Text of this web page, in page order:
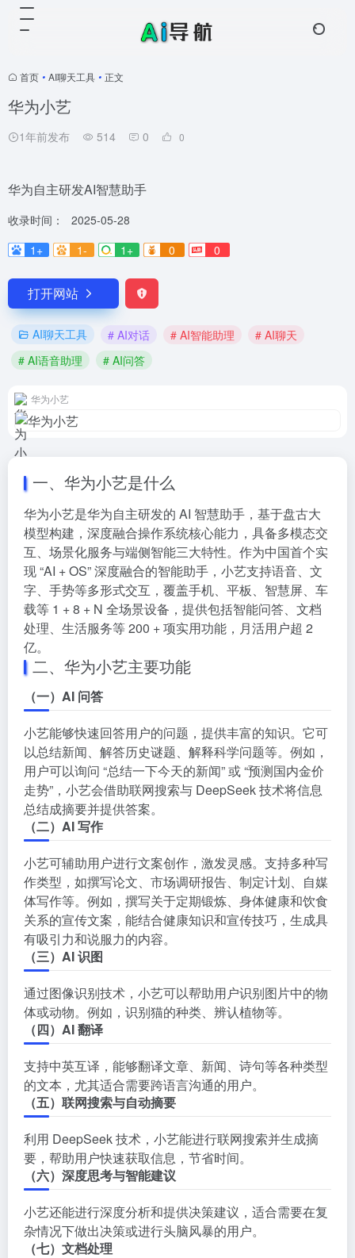
首页 • AI聊天工具 • 正文
华为小艺
1年前发布 514 0 0
华为自主研发AI智慧助手
收录时间：
2025-05-28
1+
1- 1+ 0 0
打开网站
AI聊天工具 # AI对话 # AI智能助理
# AI聊天
# AI语音助理
# AI问答
华为小艺
一、华为小艺是什么
华为小艺是华为自主研发的 AI 智慧助手，基于盘古大
模型构建，深度融合操作系统核心能力，具备多模态交
互、场景化服务与端侧智能三大特性。作为中国首个实
现 “AI + OS” 深度融合的智能助手，小艺支持语音、文
字、手势等多形式交互，覆盖手机、平板、智慧屏、车
载等 1 + 8 + N 全场景设备，提供包括智能问答、文档
处理、生活服务等 200 + 项实用功能，月活用户超 2
亿。
二、华为小艺主要功能
（一）AI 问答
小艺能够快速回答用户的问题，提供丰富的知识。它可
以总结新闻、解答历史谜题、解释科学问题等。例如，
用户可以询问 “总结一下今天的新闻” 或 “预测国内金价
走势”，小艺会借助联网搜索与 DeepSeek 技术将信息
总结成摘要并提供答案。
（二）AI 写作
小艺可辅助用户进行文案创作，激发灵感。支持多种写
作类型，如撰写论文、市场调研报告、制定计划、自媒
体写作等。例如，撰写关于定期锻炼、身体健康和饮食
关系的宣传文案，能结合健康知识和宣传技巧，生成具
有吸引力和说服力的内容。
（三）AI 识图
通过图像识别技术，小艺可以帮助用户识别图片中的物
体或动物。例如，识别猫的种类、辨认植物等。
（四）AI 翻译
支持中英互译，能够翻译文章、新闻、诗句等各种类型
的文本，尤其适合需要跨语言沟通的用户。
（五）联网搜索与自动摘要
利用 DeepSeek 技术，小艺能进行联网搜索并生成摘
要，帮助用户快速获取信息，节省时间。
（六）深度思考与智能建议
小艺还能进行深度分析和提供决策建议，适合需要在复
杂情况下做出决策或进行头脑风暴的用户。
（七）文档处理